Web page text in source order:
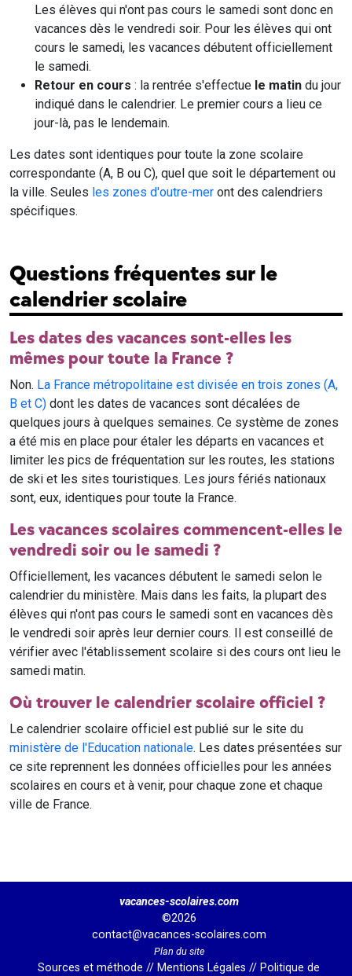
Les élèves qui n'ont pas cours le samedi sont donc en
vacances dès le vendredi soir. Pour les élèves qui ont
cours le samedi, les vacances débutent officiellement
le samedi.
Retour en cours : la rentrée s'effectue le matin du jour
indiqué dans le calendrier. Le premier cours a lieu ce
jour-là, pas le lendemain.
Les dates sont identiques pour toute la zone scolaire
correspondante (A, B ou C), quel que soit le département ou
la ville. Seules les zones d'outre-mer ont des calendriers
spécifiques.
Questions fréquentes sur le
calendrier scolaire
Les dates des vacances sont-elles les
mêmes pour toute la France ?
Non. La France métropolitaine est divisée en trois zones (A,
B et C) dont les dates de vacances sont décalées de
quelques jours à quelques semaines. Ce système de zones
a été mis en place pour étaler les départs en vacances et
limiter les pics de fréquentation sur les routes, les stations
de ski et les sites touristiques. Les jours fériés nationaux
sont, eux, identiques pour toute la France.
Les vacances scolaires commencent-elles le
vendredi soir ou le samedi ?
Officiellement, les vacances débutent le samedi selon le
calendrier du ministère. Mais dans les faits, la plupart des
élèves qui n'ont pas cours le samedi sont en vacances dès
le vendredi soir après leur dernier cours. Il est conseillé de
vérifier avec l'établissement scolaire si des cours ont lieu le
samedi matin.
Où trouver le calendrier scolaire officiel ?
Le calendrier scolaire officiel est publié sur le site du
ministère de l'Education nationale. Les dates présentées sur
ce site reprennent les données officielles pour les années
scolaires en cours et à venir, pour chaque zone et chaque
ville de France.
vacances-scolaires.com
©2026
contact@vacances-scolaires.com
Plan du site
Sources et méthode // Mentions Légales // Politique de